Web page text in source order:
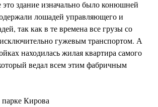
это здание изначально было конюшней
лошадей управляющего и
так как в те времена все грузы со
гужевым транспортом. А
находилась жилая квартира самого
ведал всем этим фабричным
парке Кирова